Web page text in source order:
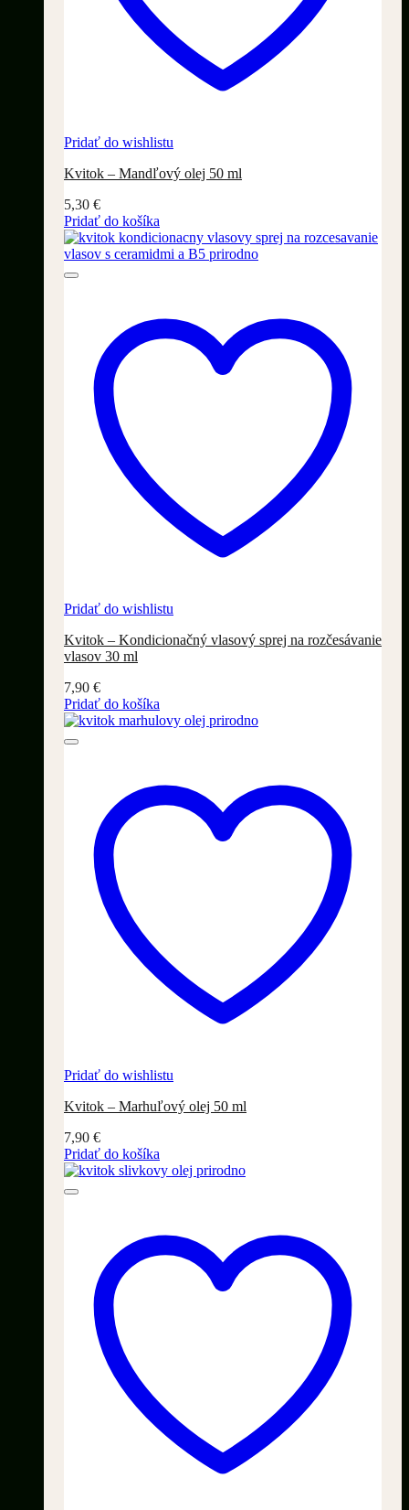
Pridať do wishlistu
Kvitok – Mandľový olej 50 ml
5,30 €
Pridať do košíka
Pridať do wishlistu
Kvitok – Kondicionačný vlasový sprej na rozčesávanie
vlasov 30 ml
7,90 €
Pridať do košíka
Pridať do wishlistu
Kvitok – Marhuľový olej 50 ml
7,90 €
Pridať do košíka